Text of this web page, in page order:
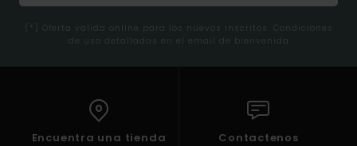
(*) Oferta valida online para los nuevos inscritos. Condiciones
de uso detalladas en el email de bienvenida
Encuentra una tienda Contactenos